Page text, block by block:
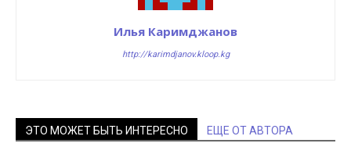
Илья Каримджанов
http://karimdjanov.kloop.kg
ЭТО МОЖЕТ БЫТЬ ИНТЕРЕСНО ЕЩЕ ОТ АВТОРА